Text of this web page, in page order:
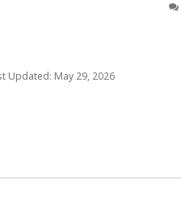
Updated: May 29, 2026